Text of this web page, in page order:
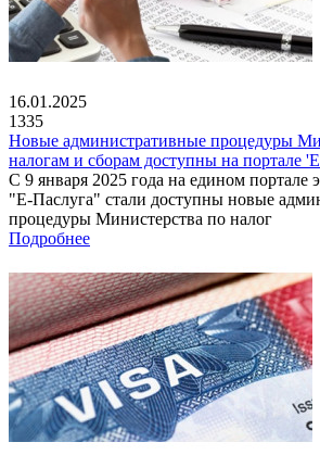
16.01.2025
1335
Новые административные процедуры
налогам и сборам доступны на портале
С 9 января 2025 года на едином портале
"Е-Паслуга" стали доступны новые
процедуры Министерства по налог
Подробнее